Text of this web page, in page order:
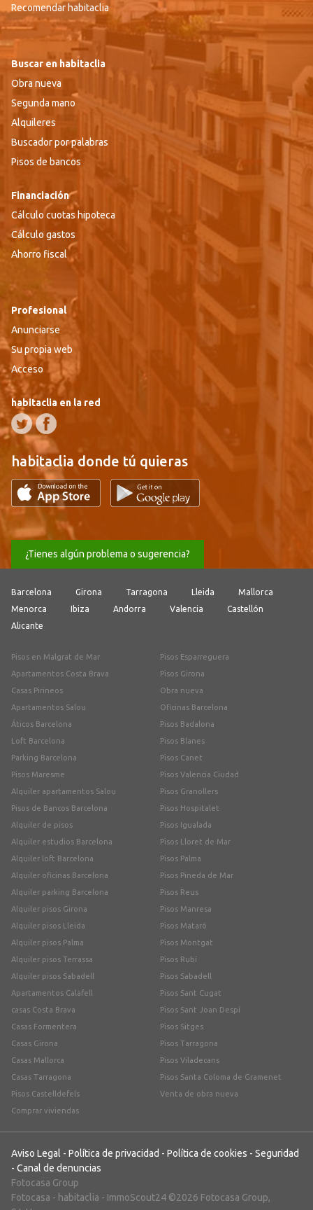
Recomendar habitaclia
Buscar en habitaclia
Obra nueva
Segunda mano
Alquileres
Buscador por palabras
Pisos de bancos
Financiación
Cálculo cuotas hipoteca
Cálculo gastos
Ahorro fiscal
Profesional
Anunciarse
Su propia web
Acceso
habitaclia en la red
habitaclia donde tú quieras
¿Tienes algún problema o sugerencia?
Barcelona Girona Tarragona Lleida
Mallorca
Menorca
Ibiza Andorra Valencia
Castellón
Alicante
Pisos en Malgrat de Mar
Apartamentos Costa Brava
Casas Pirineos
Apartamentos Salou
Áticos Barcelona
Loft Barcelona
Parking Barcelona
Pisos Maresme
Alquiler apartamentos Salou
Pisos de Bancos Barcelona
Alquiler de pisos
Alquiler estudios Barcelona
Alquiler loft Barcelona
Alquiler oficinas Barcelona
Alquiler parking Barcelona
Alquiler pisos Girona
Alquiler pisos Lleida
Alquiler pisos Palma
Alquiler pisos Terrassa
Alquiler pisos Sabadell
Apartamentos Calafell
casas Costa Brava
Casas Formentera
Casas Girona
Casas Mallorca
Casas Tarragona
Pisos Castelldefels
Comprar viviendas
Pisos Esparreguera
Pisos Girona
Obra nueva
Oficinas Barcelona
Pisos Badalona
Pisos Blanes
Pisos Canet
Pisos Valencia Ciudad
Pisos Granollers
Pisos Hospitalet
Pisos Igualada
Pisos Lloret de Mar
Pisos Palma
Pisos Pineda de Mar
Pisos Reus
Pisos Manresa
Pisos Mataró
Pisos Montgat
Pisos Rubí
Pisos Sabadell
Pisos Sant Cugat
Pisos Sant Joan Despí
Pisos Sitges
Pisos Tarragona
Pisos Viladecans
Pisos Santa Coloma de Gramenet
Venta de obra nueva
Aviso Legal - Política de privacidad - Política de cookies - Seguridad
- Canal de denuncias
Fotocasa Group
Fotocasa - habitaclia - ImmoScout24 ©2026 Fotocasa Group,